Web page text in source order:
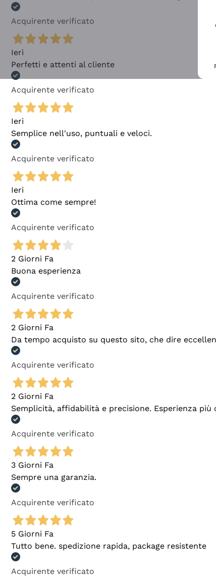
Acquirente verificato
Ieri
Perfetti e attenti al cliente
Acquirente verificato
Ieri
Semplice nell'uso, puntuali e veloci.
Acquirente verificato
Ieri
Ottima come sempre!
Acquirente verificato
2 Giorni Fa
Buona esperienza
Acquirente verificato
2 Giorni Fa
Da tempo acquisto su questo sito, che dire
Acquirente verificato
2 Giorni Fa
Semplicità, affidabilità e precisione. Esperienza più
Acquirente verificato
3 Giorni Fa
Sempre una garanzia.
Acquirente verificato
5 Giorni Fa
Tutto bene. spedizione rapida, package resistente
Acquirente verificato